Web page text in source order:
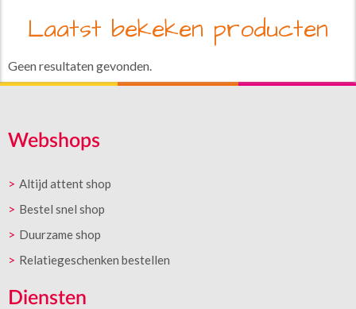
Laatst bekeken producten
Geen resultaten gevonden.
Webshops
Altijd attent shop
Bestel snel shop
Duurzame shop
Relatiegeschenken bestellen
Diensten